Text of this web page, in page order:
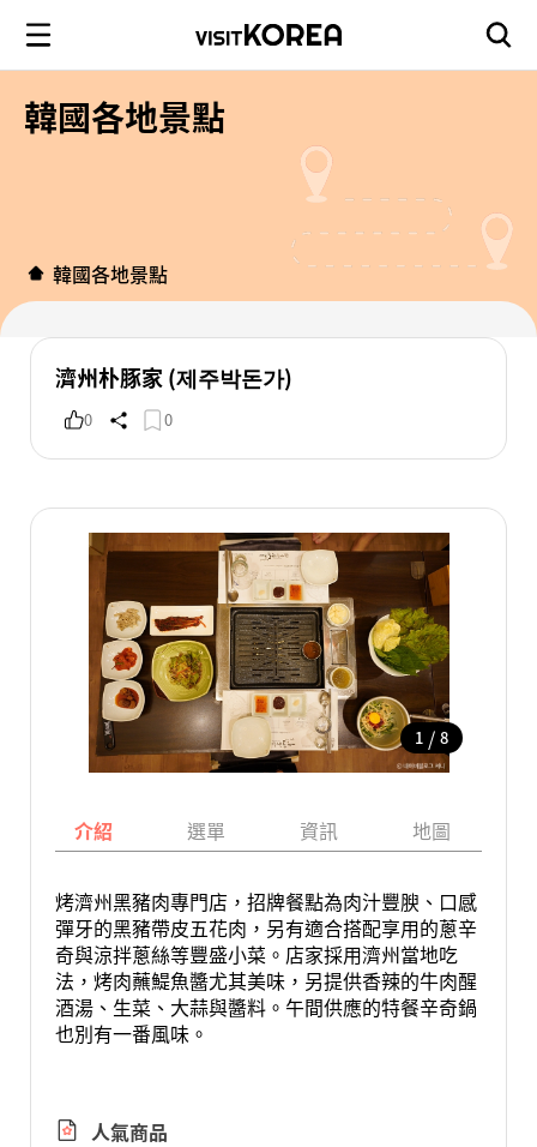
韓國各地景點
韓國各地景點
濟州朴豚家 (제주박돈가)
0 0
1 / 8
介紹 選單 資訊 地圖
烤濟州黑豬肉專門店，招牌餐點為肉汁豐腴、口感
彈牙的黑豬帶皮五花肉，另有適合搭配享用的蔥辛
奇與涼拌蔥絲等豐盛小菜。店家採用濟州當地吃
法，烤肉蘸鯷魚醬尤其美味，另提供香辣的牛肉醒
酒湯、生菜、大蒜與醬料。午間供應的特餐辛奇鍋
也別有一番風味。
人氣商品